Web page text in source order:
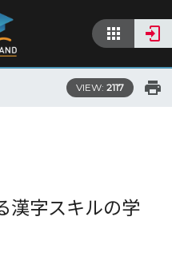
VIEW: 2117
漢字スキルの学